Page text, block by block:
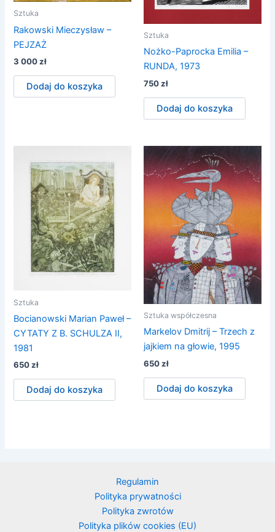
Sztuka
Rakowski Mieczysław –
PEJZAŻ
3 000zł
Dodaj do koszyka
Sztuka
Nożko-Paprocka Emilia –
RUNDA, 1973
750zł
Dodaj do koszyka
Sztuka
Bocianowski Marian Paweł –
CYTATY Z B. SCHULZA II,
1981
650zł
Dodaj do koszyka
Sztuka współczesna
Markelov Dmitrij – Trzech z
jajkiem na głowie, 1995
650zł
Dodaj do koszyka
Regulamin
Polityka prywatności
Polityka zwrotów
Polityka plików cookies (EU)